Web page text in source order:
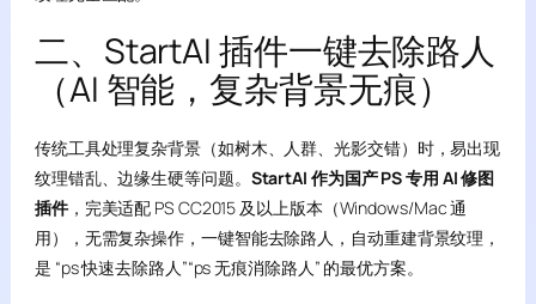
二、StartAI 插件一键去除路人
（AI 智能，复杂背景无痕）
传统工具处理复杂背景（如树木、人群、光影交错）时，易出现
纹理错乱、边缘生硬等问题。 StartAI 作为国产 PS 专用 AI 修图
插件，完美适配 PS CC2015 及以上版本（Windows/Mac 通
用），无需复杂操作，一键智能去除路人，自动重建背景纹理，
是 “ps 快速去除路人”“ps 无痕消除路人” 的最优方案。